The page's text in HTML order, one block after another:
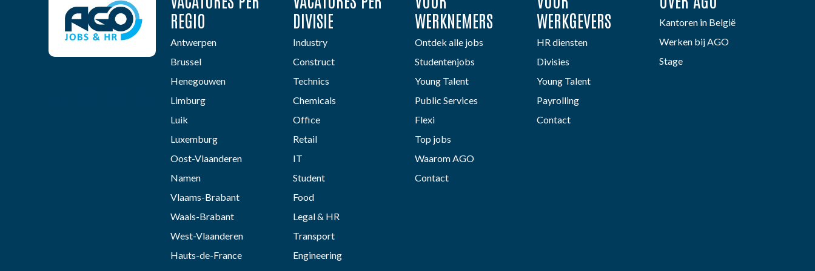
REGIO
Antwerpen
Brussel
Henegouwen
Limburg
Luik
Luxemburg
Oost-Vlaanderen
Namen
Vlaams-Brabant
Waals-Brabant
West-Vlaanderen
Hauts-de-France
DIVISIE
Industry
Construct
Technics
Chemicals
Office
Retail
IT
Student
Food
Legal & HR
Transport
Engineering
WERKNEMERS
Ontdek alle jobs
Studentenjobs
Young Talent
Public Services
Flexi
Top jobs
Waarom AGO
Contact
WERKGEVERS
HR diensten
Divisies
Young Talent
Payrolling
Contact
Kantoren in België
Werken bij AGO
Stage